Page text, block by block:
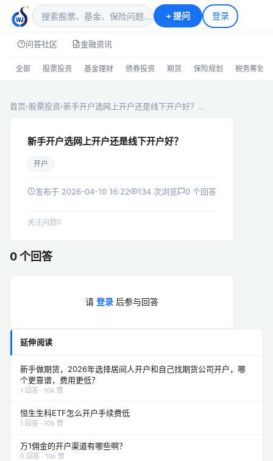
+提问 登录
问答社区 金融资讯
全部 股票投资 基金理财 债券投资 期货 保险规划 税务筹划
首页›股票投资›新手开户选网上开户还是线下开户好？…
新手开户选网上开户还是线下开户好？
开户
发布于 2026-04-10 16:22 134 次浏览 0 个回答
关注问题0
0 个回答
请 登录 后参与回答
延伸阅读
新手做期货，2026年选择居间人开户和自己找期货公司开户，哪
个更靠谱，费用更低？
1 回答 · 10k 赞
恒生生科ETF怎么开户手续费低
1 回答 · 10k 赞
万1佣金的开户渠道有哪些啊？
0 回答 · 10k 赞